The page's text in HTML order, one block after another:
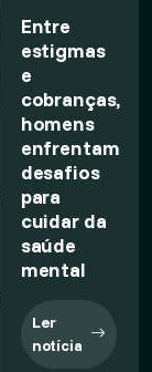
Entre
estigmas
e
cobranças,
homens
enfrentam
desafios
para
cuidar da
saúde
mental
Ler
notícia